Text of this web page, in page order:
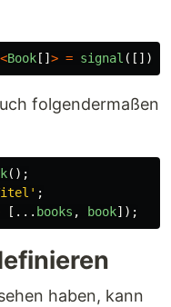
<Book [] > = signal ([]);
folgendermaßen
();
' ;
[... books , book]);
haben, kann